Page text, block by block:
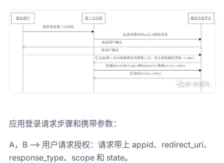
应用登录请求步骤和携带参数：
A，B --> 用户请求授权：请求带上 appid、redirect_uri、
response_type、scope 和 state。